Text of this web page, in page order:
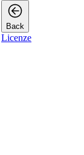
Back
Licenze